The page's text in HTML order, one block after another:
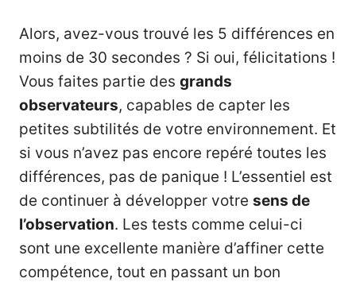
Alors, avez-vous trouvé les 5 différences en
moins de 30 secondes ? Si oui, félicitations !
Vous faites partie des grands
observateurs, capables de capter les
petites subtilités de votre environnement. Et
si vous n’avez pas encore repéré toutes les
différences, pas de panique ! L’essentiel est
de continuer à développer votre sens de
l’observation. Les tests comme celui-ci
sont une excellente manière d’affiner cette
compétence, tout en passant un bon